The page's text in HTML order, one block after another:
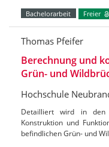
Bachelorarbeit Freier
Thomas Pfeifer
Berechnung und
Grün- und
Hochschule
Detailliert wird in den
Konstruktion und
befindlichen Grün- und